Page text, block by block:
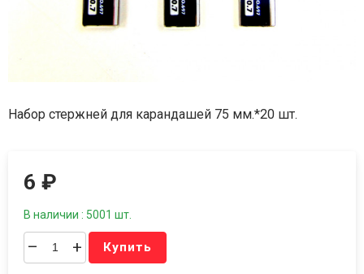
Набор стержней для карандашей 75 мм.*20 шт.
6₽
В наличии : 5001 шт.
– + Купить